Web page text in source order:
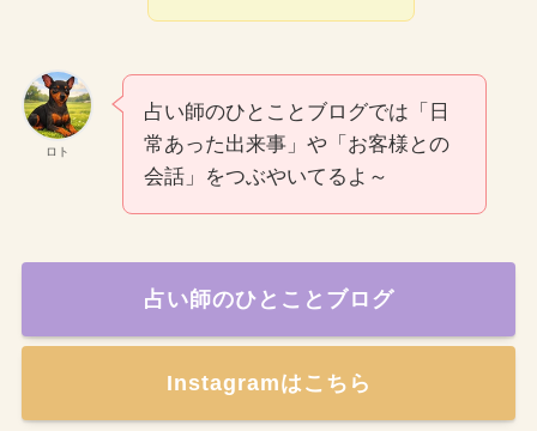
ロト
占い師のひとことブログでは「日
常あった出来事」や「お客様との
会話」をつぶやいてるよ～
占い師のひとことブログ
Instagramはこちら